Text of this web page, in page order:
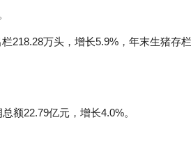
218.28万头，增长5.9%，年末生猪存栏
额22.79亿元，增长4.0%。